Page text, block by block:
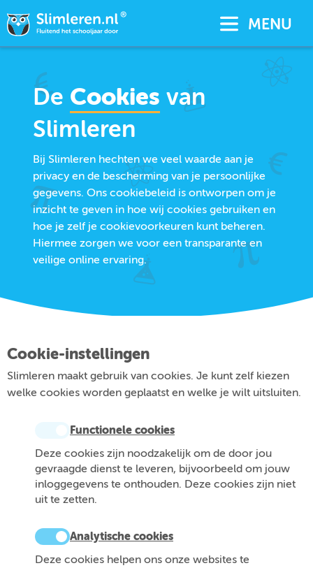
MENU
De Cookies van
Slimleren
Bij Slimleren hechten we veel waarde aan je
privacy en de bescherming van je persoonlijke
gegevens. Ons cookiebeleid is ontworpen om je
inzicht te geven in hoe wij cookies gebruiken en
hoe je zelf je cookievoorkeuren kunt beheren.
Hiermee zorgen we voor een transparante en
veilige online ervaring.
Cookie-instellingen
Slimleren maakt gebruik van cookies. Je kunt zelf kiezen
welke cookies worden geplaatst en welke je wilt uitsluiten.
Functionele cookies
Deze cookies zijn noodzakelijk om de door jou
gevraagde dienst te leveren, bijvoorbeeld om jouw
inloggegevens te onthouden. Deze cookies zijn niet
uit te zetten.
Analytische cookies
Deze cookies helpen ons onze websites te